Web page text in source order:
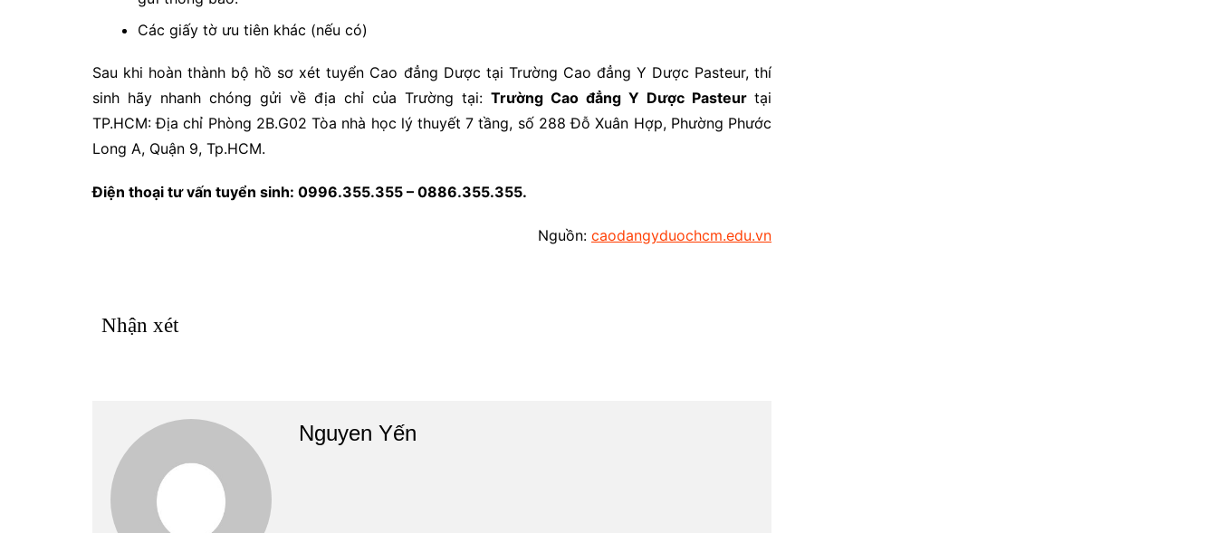
Các giấy tờ ưu tiên khác (nếu có)
Sau khi hoàn thành bộ hồ sơ xét tuyển Cao đẳng Dược tại Trường Cao đẳng Y Dược Pasteur, thí
sinh hãy nhanh chóng gửi về địa chỉ của Trường tại: Trường Cao đẳng Y Dược Pasteur tại
TP.HCM: Địa chỉ Phòng 2B.G02 Tòa nhà học lý thuyết 7 tầng, số 288 Đỗ Xuân Hợp, Phường Phước
Long A, Quận 9, Tp.HCM.
Điện thoại tư vấn tuyển sinh: 0996.355.355 – 0886.355.355.
Nguồn: caodangyduochcm.edu.vn
Nhận xét
Nguyen Yến